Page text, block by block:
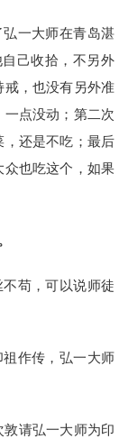
一大师在青岛湛
己收拾，不另外
，也没有另外准
点没动；第二次
，还是不吃；最后
也吃这个，如果
苟，可以说师徒
作传，弘一大师
请弘一大师为印